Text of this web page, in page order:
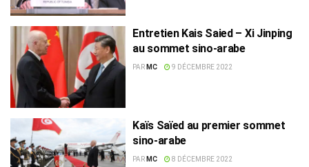
Entretien Kais Saied – Xi Jinping
au sommet sino-arabe
PAR MC 9 DÉCEMBRE 2022
Kaïs Saïed au premier sommet
sino-arabe
PAR MC 8 DÉCEMBRE 2022